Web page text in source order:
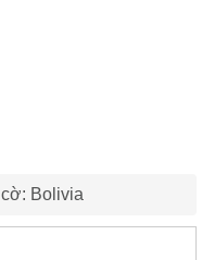
cờ: Bolivia